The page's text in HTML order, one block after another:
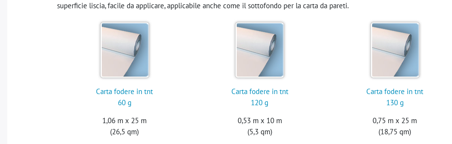
superficie liscia, facile da applicare, applicabile anche come il sottofondo per la carta da pareti.
Carta fodere in tnt
60 g
1,06 m x 25 m
(26,5 qm)
Carta fodere in tnt
120 g
0,53 m x 10 m
(5,3 qm)
Carta fodere in tnt
130 g
0,75 m x 25 m
(18,75 qm)